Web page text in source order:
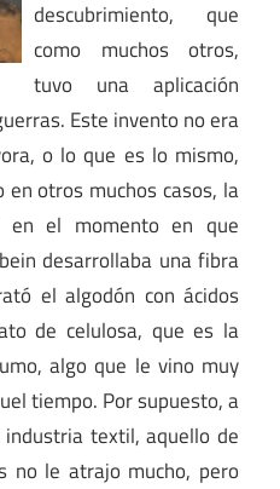
descubrimiento, que
como muchos otros,
tuvo una aplicación
Este invento no era
o lo que es lo mismo,
otros muchos casos, la
en el momento en que
desarrollaba una fibra
el algodón con ácidos
de celulosa, que es la
algo que le vino muy
tiempo. Por supuesto, a
industria textil, aquello de
no le atrajo mucho, pero